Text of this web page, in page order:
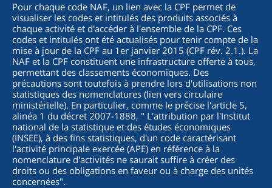
Pour chaque code NAF, un lien avec la CPF permet de
visualiser les codes et intitulés des produits associés à
chaque activité et d'accéder à l'ensemble de la CPF. Ces
codes et intitulés ont été actualisés pour tenir compte de la
mise à jour de la CPF au 1er janvier 2015 (CPF rév. 2.1.). La
NAF et la CPF constituent une infrastructure offerte à tous,
permettant des classements économiques. Des
précautions sont toutefois à prendre lors d'utilisations non
statistiques des nomenclatures (lien vers circulaire
ministérielle). En particulier, comme le précise l'article 5,
alinéa 1 du décret 2007-1888, " L'attribution par l'Institut
national de la statistique et des études économiques
(INSEE), à des fins statistiques, d'un code caractérisant
l'activité principale exercée (APE) en référence à la
nomenclature d'activités ne saurait suffire à créer des
droits ou des obligations en faveur ou à charge des unités
concernées".